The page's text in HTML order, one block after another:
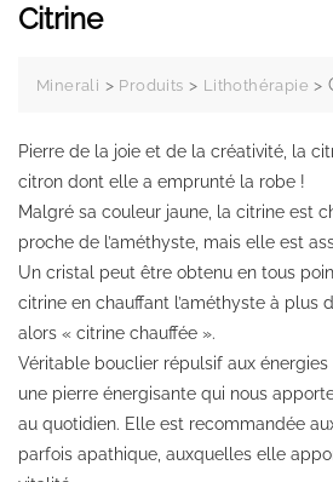
Citrine
Minerali > Produits > Lithothérapie >
Pierre de la joie et de la créativité, la
citron dont elle a emprunté la robe !
Malgré sa couleur jaune, la citrine est
proche de l’améthyste, mais elle est
Un cristal peut être obtenu en tous
citrine en chauffant l’améthyste à plus
alors « citrine chauffée ».
Véritable bouclier répulsif aux
une pierre énergisante qui nous
au quotidien. Elle est recommandée
parfois apathique, auxquelles elle